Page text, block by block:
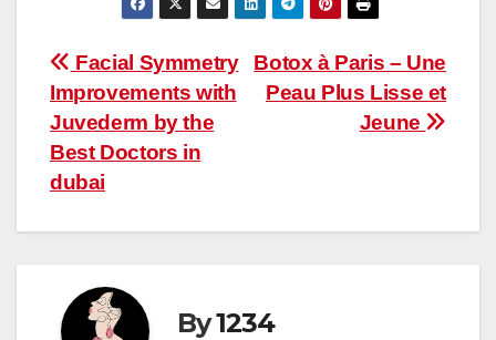
Post
navigation
Botox à Paris – Une
Peau Plus Lisse et
Jeune
Facial Symmetry
Improvements with
Juvederm by the
Best Doctors in
dubai
By1234